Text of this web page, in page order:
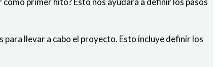
llevar a cabo el proyecto. Esto incluye definir los